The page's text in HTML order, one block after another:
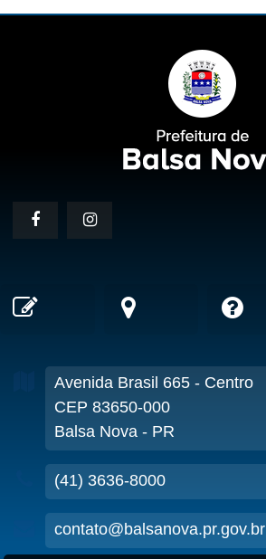
Avenida Brasil 665 - Centro
CEP 83650-000
Balsa Nova - PR
(41) 3636-8000
contato@balsanova.pr.gov.br